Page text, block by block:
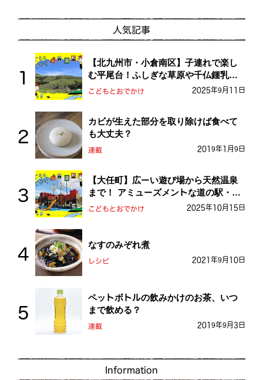
人気記事
【北九州市・小倉南区】子連れで楽し
む平尾台！ふしぎな草原や千仏鍾乳洞
を探検しよう！
こどもとおでかけ 2025年9月11日
カビが生えた部分を取り除けば食べて
も大丈夫？
連載 2019年1月9日
【大任町】広ーい遊び場から天然温泉
まで！ アミューズメントな道の駅・お
おとう桜街道
こどもとおでかけ 2025年10月15日
なすのみぞれ煮
レシピ 2021年9月10日
ペットボトルの飲みかけのお茶、いつ
まで飲める？
連載 2019年9月3日
Information